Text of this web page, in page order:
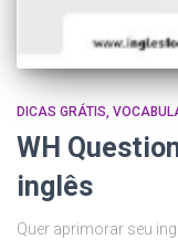
DICAS GRÁTIS
WH
inglês
Quer aprimorar seu